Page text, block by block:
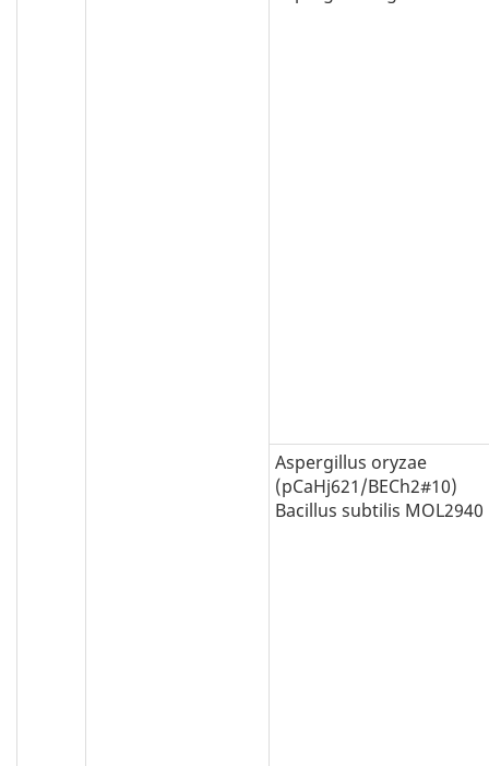
Aspergillus oryzae
(pCaHj621/BECh2#10)
Bacillus subtilis MOL2940